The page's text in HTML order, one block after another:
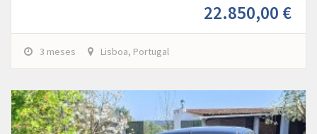
22.850,00 €
3 meses Lisboa, Portugal